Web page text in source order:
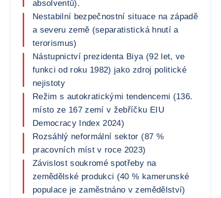
absolventů).
Nestabilní bezpečnostní situace na západě
a severu země (separatistická hnutí a
terorismus)
Nástupnictví prezidenta Biya (92 let, ve
funkci od roku 1982) jako zdroj politické
nejistoty
Režim s autokratickými tendencemi (136.
místo ze 167 zemí v žebříčku EIU
Democracy Index 2024)
Rozsáhlý neformální sektor (87 %
pracovních míst v roce 2023)
Závislost soukromé spotřeby na
zemědělské produkci (40 % kamerunské
populace je zaměstnáno v zemědělství)